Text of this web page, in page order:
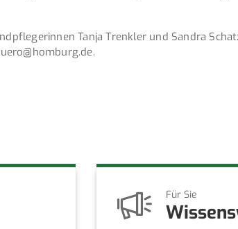
Tanja Trenkler und Sandra
Für Sie